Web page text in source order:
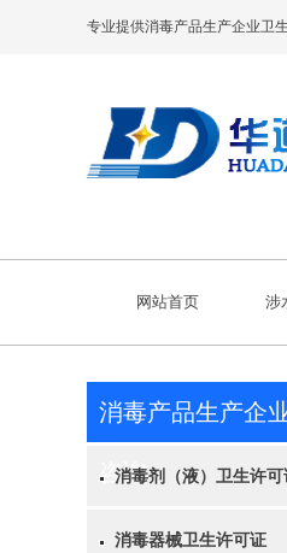
专业提供消毒产品生产企业卫
网站首页 涉
消毒产品生产企
咨询
消毒剂（液）卫生许可
消毒器械卫生许可证